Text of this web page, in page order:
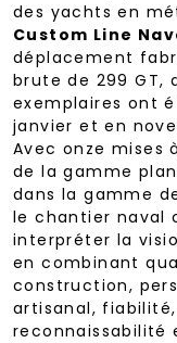
des yachts en
Custom Line
déplacement
brute de 299 GT,
exemplaires ont
janvier et en
Avec onze mises
de la gamme
dans la gamme
le chantier naval
interpréter la
en combinant
construction,
artisanal,
reconnaissabilité